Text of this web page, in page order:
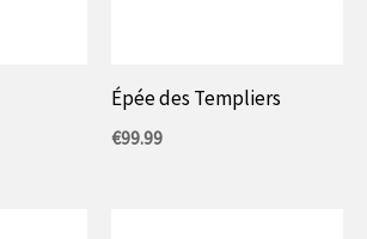
Épée des Templiers
€99.99